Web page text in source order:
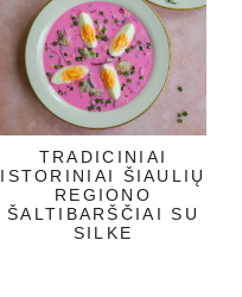
TRADICINIAI
ISTORINIAI ŠIAULIŲ
REGIONO
ŠALTIBARŠČIAI SU
SILKE